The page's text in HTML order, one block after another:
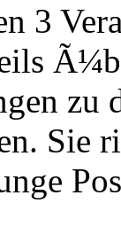
3
zu
Sie